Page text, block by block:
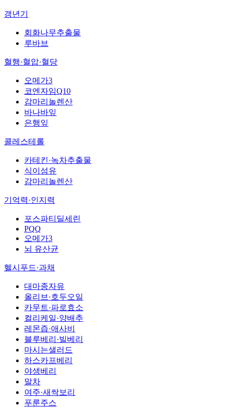
갱년기
회화나무추출물
루바브
혈행·혈압·혈당
오메가3
코엔자임Q10
감마리놀렌산
바나바잎
은행잎
콜레스테롤
카테킨·녹차추출물
식이섬유
감마리놀렌산
기억력·인지력
포스파티딜세린
PQQ
오메가3
뇌 유산균
헬시푸드·과채
대마종자유
올리브·호두오일
카무트·파로효소
컬리케일·양배추
레몬즙·애사비
블루베리·빌베리
마시는샐러드
하스카프베리
야생베리
말차
여주·새싹보리
푸룬주스